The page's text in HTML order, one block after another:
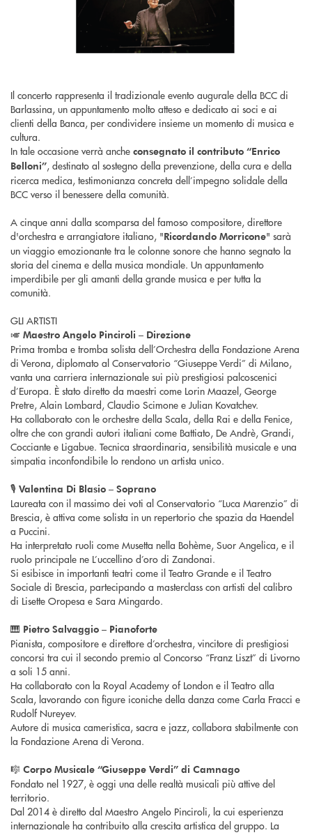
Il concerto rappresenta il tradizionale evento augurale della BCC di
Barlassina, un appuntamento molto atteso e dedicato ai soci e ai
clienti della Banca, per condividere insieme un momento di musica e
cultura.
In tale occasione verrà anche consegnato il contributo “Enrico
Belloni”, destinato al sostegno della prevenzione, della cura e della
ricerca medica, testimonianza concreta dell’impegno solidale della
BCC verso il benessere della comunità.
A cinque anni dalla scomparsa del famoso compositore, direttore
d'orchestra e arrangiatore italiano, "Ricordando Morricone" sarà
un viaggio emozionante tra le colonne sonore che hanno segnato la
storia del cinema e della musica mondiale. Un appuntamento
imperdibile per gli amanti della grande musica e per tutta la
comunità.
GLI ARTISTI
🎺 Maestro Angelo Pinciroli – Direzione
Prima tromba e tromba solista dell’Orchestra della Fondazione Arena
di Verona, diplomato al Conservatorio “Giuseppe Verdi” di Milano,
vanta una carriera internazionale sui più prestigiosi palcoscenici
d’Europa. È stato diretto da maestri come Lorin Maazel, George
Pretre, Alain Lombard, Claudio Scimone e Julian Kovatchev.
Ha collaborato con le orchestre della Scala, della Rai e della Fenice,
oltre che con grandi autori italiani come Battiato, De Andrè, Grandi,
Cocciante e Ligabue. Tecnica straordinaria, sensibilità musicale e una
simpatia inconfondibile lo rendono un artista unico.
🎙️ Valentina Di Blasio – Soprano
Laureata con il massimo dei voti al Conservatorio “Luca Marenzio” di
Brescia, è attiva come solista in un repertorio che spazia da Haendel
a Puccini.
Ha interpretato ruoli come Musetta nella Bohème, Suor Angelica, e il
ruolo principale ne L’uccellino d’oro di Zandonai.
Si esibisce in importanti teatri come il Teatro Grande e il Teatro
Sociale di Brescia, partecipando a masterclass con artisti del calibro
di Lisette Oropesa e Sara Mingardo.
🎹 Pietro Salvaggio – Pianoforte
Pianista, compositore e direttore d’orchestra, vincitore di prestigiosi
concorsi tra cui il secondo premio al Concorso “Franz Liszt” di Livorno
a soli 15 anni.
Ha collaborato con la Royal Academy of London e il Teatro alla
Scala, lavorando con figure iconiche della danza come Carla Fracci e
Rudolf Nureyev.
Autore di musica cameristica, sacra e jazz, collabora stabilmente con
la Fondazione Arena di Verona.
🎼 Corpo Musicale “Giuseppe Verdi” di Camnago
Fondato nel 1927, è oggi una delle realtà musicali più attive del
territorio.
Dal 2014 è diretto dal Maestro Angelo Pinciroli, la cui esperienza
internazionale ha contribuito alla crescita artistica del gruppo. La